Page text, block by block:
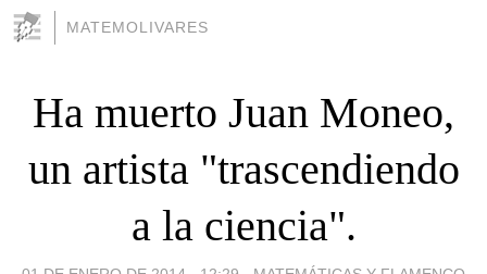
MATEMOLIVARES
Ha muerto Juan Moneo,
un artista "trascendiendo
a la ciencia".